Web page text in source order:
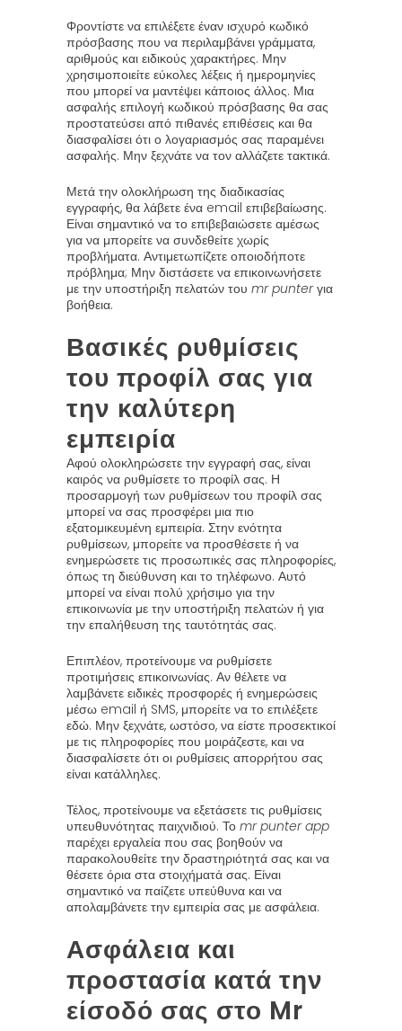
Φροντίστε να επιλέξετε έναν ισχυρό κωδικό
πρόσβασης που να περιλαμβάνει γράμματα,
αριθμούς και ειδικούς χαρακτήρες. Μην
χρησιμοποιείτε εύκολες λέξεις ή ημερομηνίες
που μπορεί να μαντέψει κάποιος άλλος. Μια
ασφαλής επιλογή κωδικού πρόσβασης θα σας
προστατεύσει από πιθανές επιθέσεις και θα
διασφαλίσει ότι ο λογαριασμός σας παραμένει
ασφαλής. Μην ξεχνάτε να τον αλλάζετε τακτικά.
Μετά την ολοκλήρωση της διαδικασίας
εγγραφής, θα λάβετε ένα email επιβεβαίωσης.
Είναι σημαντικό να το επιβεβαιώσετε αμέσως
για να μπορείτε να συνδεθείτε χωρίς
προβλήματα. Αντιμετωπίζετε οποιοδήποτε
πρόβλημα; Μην διστάσετε να επικοινωνήσετε
με την υποστήριξη πελατών του mr punterγια
βοήθεια.
Βασικές ρυθμίσεις
του προφίλ σας για
την καλύτερη
εμπειρία
Αφού ολοκληρώσετε την εγγραφή σας, είναι
καιρός να ρυθμίσετε το προφίλ σας. Η
προσαρμογή των ρυθμίσεων του προφίλ σας
μπορεί να σας προσφέρει μια πιο
εξατομικευμένη εμπειρία. Στην ενότητα
ρυθμίσεων, μπορείτε να προσθέσετε ή να
ενημερώσετε τις προσωπικές σας πληροφορίες,
όπως τη διεύθυνση και το τηλέφωνο. Αυτό
μπορεί να είναι πολύ χρήσιμο για την
επικοινωνία με την υποστήριξη πελατών ή για
την επαλήθευση της ταυτότητάς σας.
Επιπλέον, προτείνουμε να ρυθμίσετε
προτιμήσεις επικοινωνίας. Αν θέλετε να
λαμβάνετε ειδικές προσφορές ή ενημερώσεις
μέσω email ή SMS, μπορείτε να το επιλέξετε
εδώ. Μην ξεχνάτε, ωστόσο, να είστε προσεκτικοί
με τις πληροφορίες που μοιράζεστε, και να
διασφαλίσετε ότι οι ρυθμίσεις απορρήτου σας
είναι κατάλληλες.
Τέλος, προτείνουμε να εξετάσετε τις ρυθμίσεις
υπευθυνότητας παιχνιδιού. Το mr punter app
παρέχει εργαλεία που σας βοηθούν να
παρακολουθείτε την δραστηριότητά σας και να
θέσετε όρια στα στοιχήματά σας. Είναι
σημαντικό να παίζετε υπεύθυνα και να
απολαμβάνετε την εμπειρία σας με ασφάλεια.
Ασφάλεια και
προστασία κατά την
είσοδό σας στο Mr